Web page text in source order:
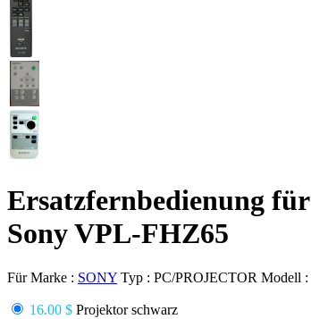
Ersatzfernbedienung für
Sony VPL-FHZ65
Für Marke : SONY Typ : PC/PROJECTOR Modell :
16.00 $ Projektor schwarz